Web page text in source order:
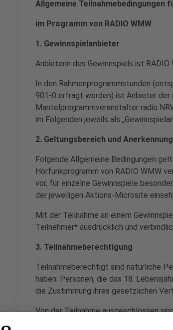
Allgemeine Teilnahmebedingungen
im Programm von RADIO WMW
1. Gewinnspielanbieter
Anbieterin des Gewinnspiels ist RADIO
In den Rahmenprogrammstunden
901-0 erfragt werden) ist Anbieter
Mantelprogrammveranstalter radio
im Folgenden jeweils als
2. Geltungsbereich und
Folgende Allgemeine Bedingungen
Hörfunkprogramm von RADIO WMW
vor, für einzelne Gewinnspiele
der jeweiligen Aktions-Microsite
Mit der Teilnahme an einem
Teilnehmer* ausdrücklich und
3. Teilnahmeberechtigung
Teilnahmeberechtigt sind natürliche
haben. Personen, die das 18.
die Zustimmung ihres gesetzlichen
Von der Teilnahme ausgeschlossen
Betriebsgesellschaft von RADIO